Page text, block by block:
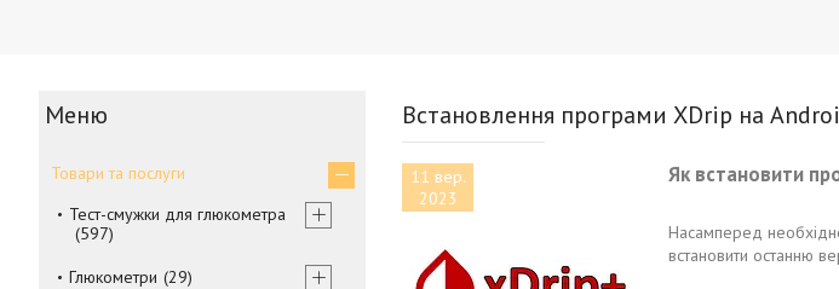
Встановлення програми XDrip на
11 вер.
2023
Як встановити
Насамперед
встановити останню
Товари та послуги
Тест-смужки для глюкометра
597
Глюкометри
29